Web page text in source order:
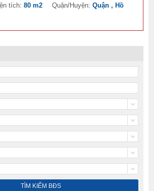
tích:80 m2 Quận/Huyện:Quận , Hồ